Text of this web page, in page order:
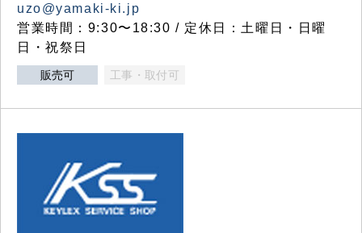
uzo@yamaki-ki.jp
営業時間：9:30〜18:30 / 定休日：土曜日・日曜
日・祝祭日
販売可 工事・取付可